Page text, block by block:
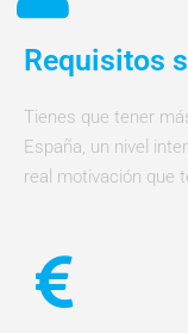
Requisitos
Tienes que tener
España, un nivel
real motivación que